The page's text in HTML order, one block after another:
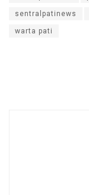
sentralpatinews
warta pati